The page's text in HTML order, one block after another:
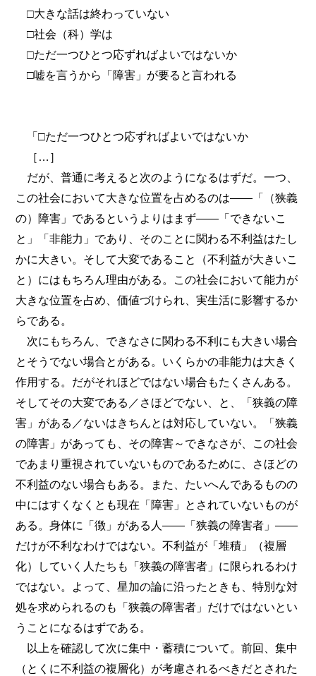
□大きな話は終わっていない
□社会（科）学は
□ただ一つひとつ応ずればよいではないか
□嘘を言うから「障害」が要ると言われる
「□ただ一つひとつ応ずればよいではないか
［…］
だが、普通に考えると次のようになるはずだ。一つ、
この社会において大きな位置を占めるのは――「（狭義
の）障害」であるというよりはまず――「できないこ
と」「非能力」であり、そのことに関わる不利益はたし
かに大きい。そして大変であること（不利益が大きいこ
と）にはもちろん理由がある。この社会において能力が
大きな位置を占め、価値づけられ、実生活に影響するか
らである。
次にもちろん、できなさに関わる不利にも大きい場合
とそうでない場合とがある。いくらかの非能力は大きく
作用する。だがそれほどではない場合もたくさんある。
そしてその大変である／さほどでない、と、「狭義の障
害」がある／ないはきちんとは対応していない。「狭義
の障害」があっても、その障害～できなさが、この社会
であまり重視されていないものであるために、さほどの
不利益のない場合もある。また、たいへんであるものの
中にはすくなくとも現在「障害」とされていないものが
ある。身体に「徴」がある人――「狭義の障害者」――
だけが不利なわけではない。不利益が「堆積」（複層
化）していく人たちも「狭義の障害者」に限られるわけ
ではない。よって、星加の論に沿ったときも、特別な対
処を求められるのも「狭義の障害者」だけではないとい
うことになるはずである。
以上を確認して次に集中・蓄積について。前回、集中
（とくに不利益の複層化）が考慮されるべきだとされた